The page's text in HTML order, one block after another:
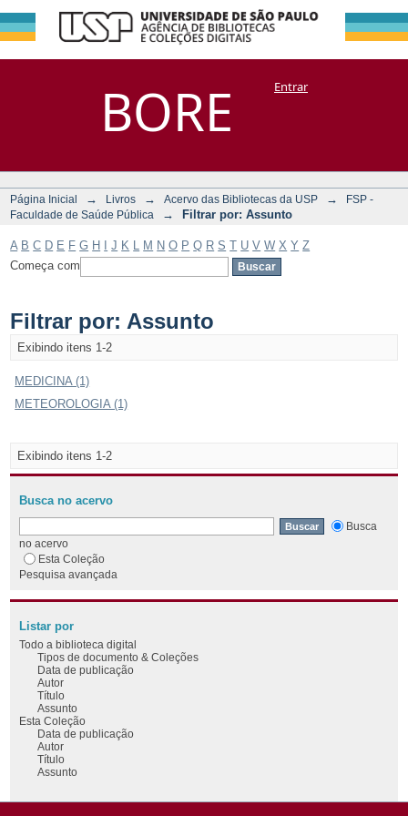
BORE
Filtrar por:
Assunto
DSpace/Manakin + CoriscoEntrar
Página Inicial → Livros → Acervo das Bibliotecas da USP →
FSP -
Faculdade de Saúde Pública
→ Filtrar por: Assunto
A B C D E F G H J K M N O P Q R S T U V W X Y Z
Começa com
Filtrar por: Assunto
Exibindo itens 1-2
MEDICINA (1)
METEOROLOGIA (1)
Exibindo itens 1-2
Busca no acervo
Busca
no acervo
Esta Coleção
Pesquisa avançada
Listar por
Todo a biblioteca digital
Tipos de documento & Coleções
Data de publicação
Autor
Título
Assunto
Esta Coleção
Data de publicação
Autor
Título
Assunto